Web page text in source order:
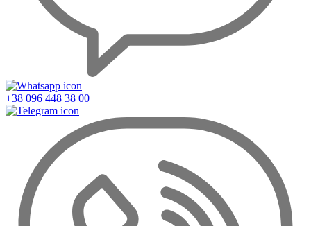
+38 096 448 38 00